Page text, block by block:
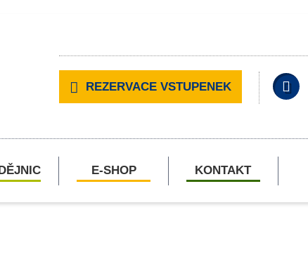
REZERVACE VSTUPENEK
E-SHOP KONTAKT